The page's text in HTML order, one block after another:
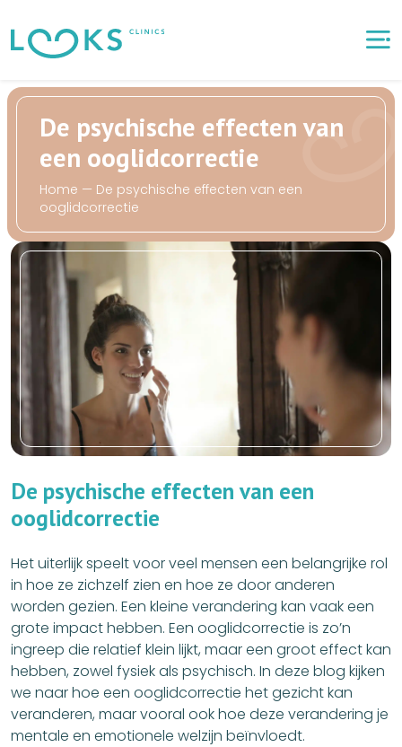
De psychische effecten van
een ooglidcorrectie
Home — De psychische effecten van een
ooglidcorrectie
De psychische effecten van een
ooglidcorrectie
Het uiterlijk speelt voor veel mensen een belangrijke rol
in hoe ze zichzelf zien en hoe ze door anderen
worden gezien. Een kleine verandering kan vaak een
grote impact hebben. Een ooglidcorrectie is zo’n
ingreep die relatief klein lijkt, maar een groot effect kan
hebben, zowel fysiek als psychisch. In deze blog kijken
we naar hoe een ooglidcorrectie het gezicht kan
veranderen, maar vooral ook hoe deze verandering je
mentale en emotionele welzijn beïnvloedt.